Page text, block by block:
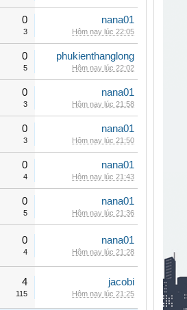
0
3
nana01
Hôm nay lúc 22:05
0
5
phukienthanglong
Hôm nay lúc 22:02
0
3
nana01
Hôm nay lúc 21:58
0
3
nana01
Hôm nay lúc 21:50
0
4
nana01
Hôm nay lúc 21:43
0
5
nana01
Hôm nay lúc 21:36
0
4
nana01
Hôm nay lúc 21:28
4
115
jacobi
Hôm nay lúc 21:25